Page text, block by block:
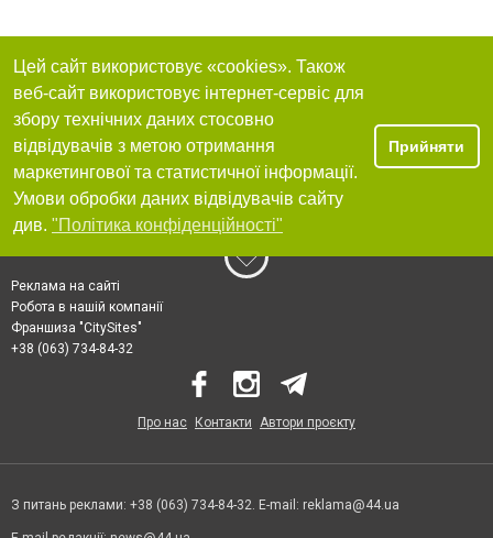
Цей сайт використовує «cookies». Також
веб-сайт використовує інтернет-сервіс для
збору технічних даних стосовно
відвідувачів з метою отримання
маркетингової та статистичної інформації.
Умови обробки даних відвідувачів сайту
див. "Політика конфіденційності"
Прийняти
Реклама на сайті
Робота в нашій компанії
Франшиза "CitySites"
+38 (063) 734-84-32
Про нас Контакти Автори проєкту
З питань реклами: +38 (063) 734-84-32. E-mail: reklama@44.ua